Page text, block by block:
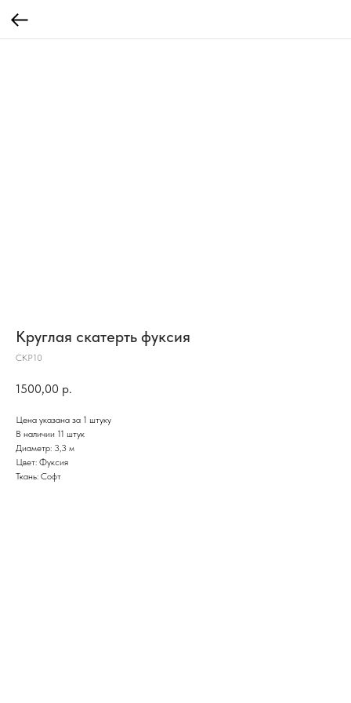
Круглая скатерть фуксия
СКР10
1500,00 р.
Цена указана за 1 штуку
В наличии 11 штук
Диаметр: 3,3 м
Цвет: Фуксия
Ткань: Софт